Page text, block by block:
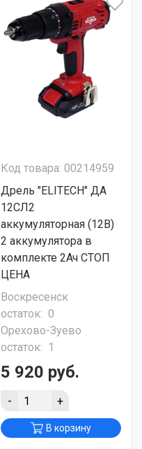
Код товара: 00214959
Дрель "ELITECH" ДА
12СЛ2
аккумуляторная (12В)
2 аккумулятора в
комплекте 2Ач СТОП
ЦЕНА
Воскресенск
остаток: 0
Орехово-Зуево
остаток: 1
5 920 руб.
- +
В корзину